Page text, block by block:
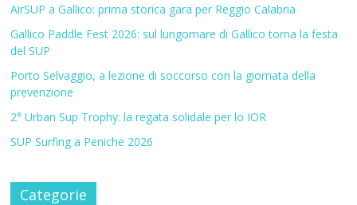
AirSUP a Gallico: prima storica gara per Reggio Calabria
Gallico Paddle Fest 2026: sul lungomare di Gallico torna la festa
del SUP
Porto Selvaggio, a lezione di soccorso con la giornata della
prevenzione
2° Urban Sup Trophy: la regata solidale per lo IOR
SUP Surfing a Peniche 2026
Categorie